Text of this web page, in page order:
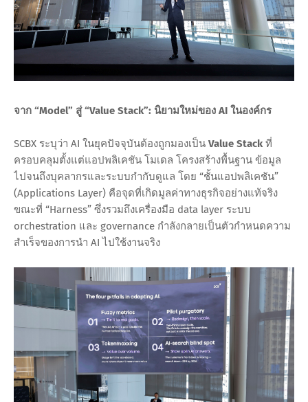
จาก “Model” สู่ “Value Stack”: นิยามใหม่ของ AI ในองค์กร
SCBX ระบุว่า AI ในยุคปัจจุบันต้องถูกมองเป็น Value Stack ที่
ครอบคลุมตั้งแต่แอปพลิเคชัน โมเดล โครงสร้างพื้นฐาน ข้อมูล
ไปจนถึงบุคลากรและระบบกำกับดูแล โดย “ชั้นแอปพลิเคชัน”
(Applications Layer) คือจุดที่เกิดมูลค่าทางธุรกิจอย่างแท้จริง
ขณะที่ “Harness” ซึ่งรวมถึงเครื่องมือ data layer ระบบ
orchestration และ governance กำลังกลายเป็นตัวกำหนดความ
สำเร็จของการนำ AI ไปใช้งานจริง